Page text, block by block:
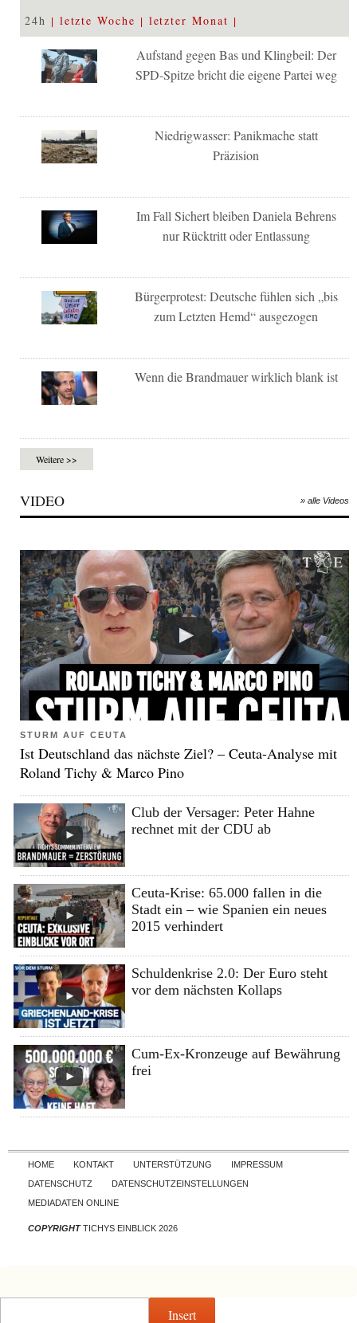
24h letzte Woche letzter Monat
Aufstand gegen Bas und Klingbeil: Der
SPD-Spitze bricht die eigene Partei weg
Niedrigwasser: Panikmache statt
Präzision
Im Fall Sichert bleiben Daniela Behrens
nur Rücktritt oder Entlassung
Bürgerprotest: Deutsche fühlen sich „bis
zum Letzten Hemd“ ausgezogen
Wenn die Brandmauer wirklich blank ist
Weitere >>
VIDEO » alle Videos
STURM AUF CEUTA
Ist Deutschland das nächste Ziel? – Ceuta-Analyse mit
Roland Tichy & Marco Pino
Club der Versager: Peter Hahne
rechnet mit der CDU ab
Ceuta-Krise: 65.000 fallen in die
Stadt ein – wie Spanien ein neues
2015 verhindert
Schuldenkrise 2.0: Der Euro steht
vor dem nächsten Kollaps
Cum-Ex-Kronzeuge auf Bewährung
frei
Skip to content
HOME KONTAKT UNTERSTÜTZUNG
IMPRESSUM
DATENSCHUTZ
DATENSCHUTZEINSTELLUNGEN
MEDIADATEN ONLINE
COPYRIGHTTICHYS EINBLICK 2026
Insert